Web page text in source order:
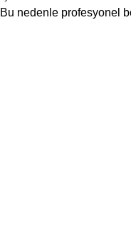
Bu nedenle profesyonel